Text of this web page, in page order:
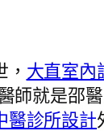
大直室內
就是邵
醫診所設計